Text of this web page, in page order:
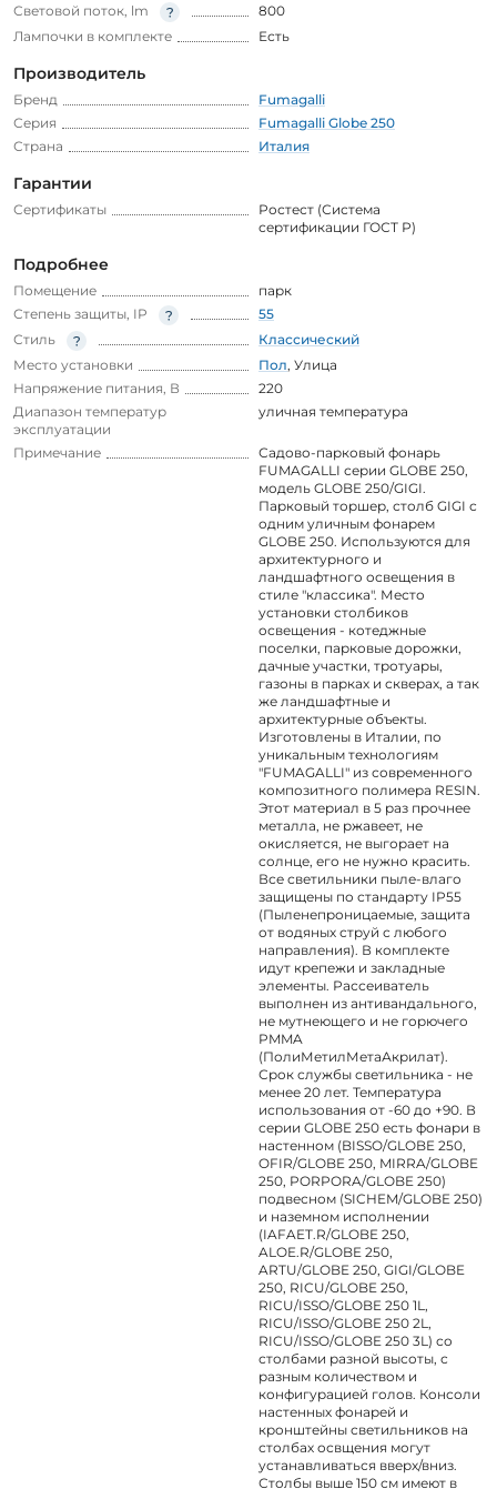
Световой поток, lm
800
Лампочки в комплекте
Есть
Производитель
Бренд
Fumagalli
Серия
Fumagalli Globe 250
Страна
Италия
Гарантии
Сертификаты
Ростест (Система
сертификации ГОСТ Р)
Подробнее
Помещение
парк
Степень защиты, IP
55
Стиль
Классический
Место установки
Пол, Улица
Напряжение питания, В
220
Диапазон температур
эксплуатации
уличная температура
Примечание
Садово-парковый фонарь
FUMAGALLI серии GLOBE 250,
модель GLOBE 250/GIGI.
Парковый торшер, столб GIGI с
одним уличным фонарем
GLOBE 250. Используются для
архитектурного и
ландшафтного освещения в
стиле "классика". Место
установки столбиков
освещения - котеджные
поселки, парковые дорожки,
дачные участки, тротуары,
газоны в парках и скверах, а так
же ландшафтные и
архитектурные объекты.
Изготовлены в Италии, по
уникальным технологиям
"FUMAGALLI" из современного
композитного полимера RESIN.
Этот материал в 5 раз прочнее
металла, не ржавеет, не
окисляется, не выгорает на
солнце, его не нужно красить.
Все светильники пыле-влаго
защищены по стандарту IP55
(Пыленепроницаемые, защита
от водяных струй с любого
направления). В комплекте
идут крепежи и закладные
элементы. Рассеиватель
выполнен из антивандального,
не мутнеющего и не горючего
PMMA
(ПолиМетилМетаАкрилат).
Срок службы светильника - не
менее 20 лет. Температура
использования от -60 до +90. В
серии GLOBE 250 есть фонари в
настенном (BISSO/GLOBE 250,
OFIR/GLOBE 250, MIRRA/GLOBE
250, PORPORA/GLOBE 250)
подвесном (SICHEM/GLOBE 250)
и наземном исполнении
(IAFAET.R/GLOBE 250,
ALOE.R/GLOBE 250,
ARTU/GLOBE 250, GIGI/GLOBE
250, RICU/GLOBE 250,
RICU/ISSO/GLOBE 250 1L,
RICU/ISSO/GLOBE 250 2L,
RICU/ISSO/GLOBE 250 3L) со
столбами разной высоты, с
разным количеством и
конфигурацией голов. Консоли
настенных фонарей и
кронштейны светильников на
столбах освщения могут
устанавливаться вверх/вниз.
Столбы выше 150 см имеют в